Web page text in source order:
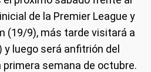
de la Premier League y
(19/9), más tarde visitará a
luego será anfitrión del
primera semana de octubre.